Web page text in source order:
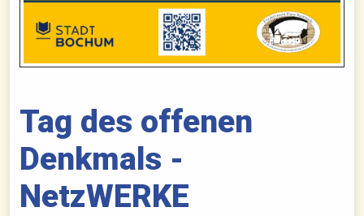
Tag des offenen
Denkmals -
NetzWERKE